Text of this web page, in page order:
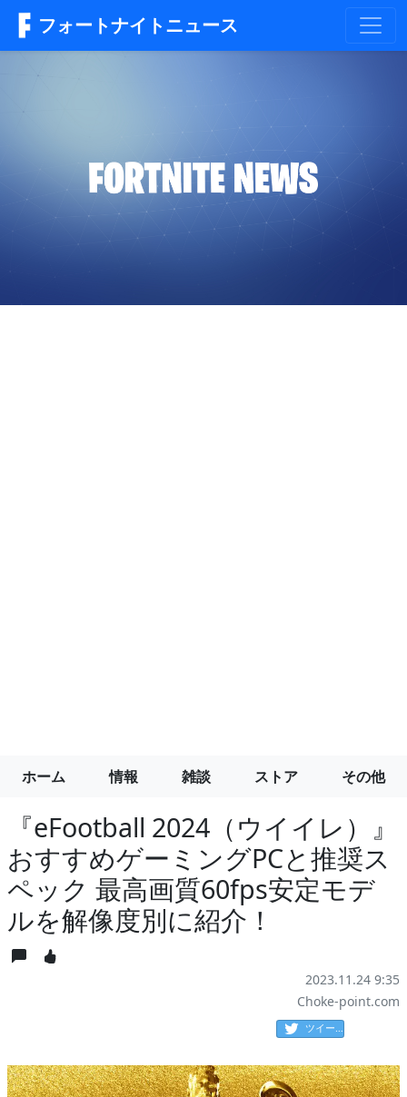
フォートナイトニュース
ホーム 情報 雑談 ストア その他
『eFootball 2024（ウイイレ）』
おすすめゲーミングPCと推奨ス
ペック 最高画質60fps安定モデ
ルを解像度別に紹介！
2023.11.24 9:35
Choke-point.com
ツイート